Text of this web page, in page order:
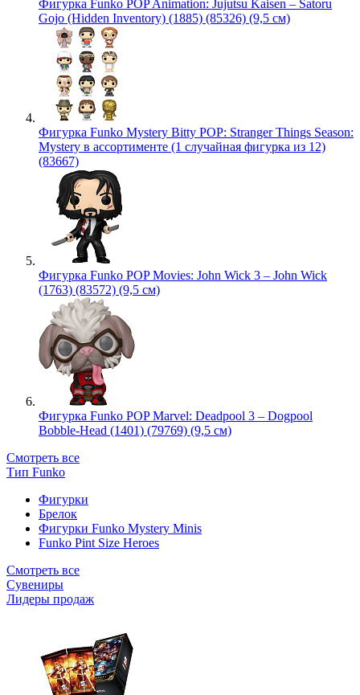
Фигурка Funko POP Animation: Jujutsu Kaisen – Satoru
Gojo (Hidden Inventory) (1885) (85326) (9,5 см)
Фигурка Funko Mystery Bitty POP: Stranger Things Season:
Mystery в ассортименте (1 случайная фигурка из 12)
(83667)
Фигурка Funko POP Movies: John Wick 3 – John Wick
(1763) (83572) (9,5 см)
Фигурка Funko POP Marvel: Deadpool 3 – Dogpool
Bobble-Head (1401) (79769) (9,5 см)
Смотреть все
Тип Funko
Фигурки
Брелок
Фигурки Funko Mystery Minis
Funko Pint Size Heroes
Смотреть все
Сувениры
Лидеры продаж